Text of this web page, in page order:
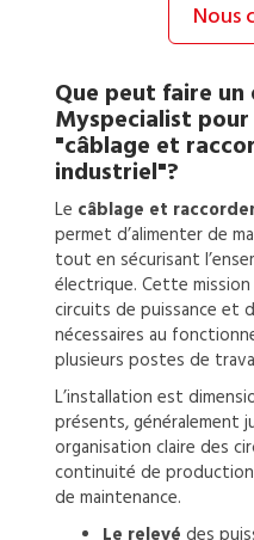
Nous
Que peut faire un
Myspecialist
"câblage et
industriel"?
Le câblage et
permet d’alimenter de
tout en sécurisant
électrique. Cette
circuits de puissance et
nécessaires au
plusieurs postes de
L’installation est
présents, généralement
organisation claire des
continuité de
de maintenance.
Le relevé des